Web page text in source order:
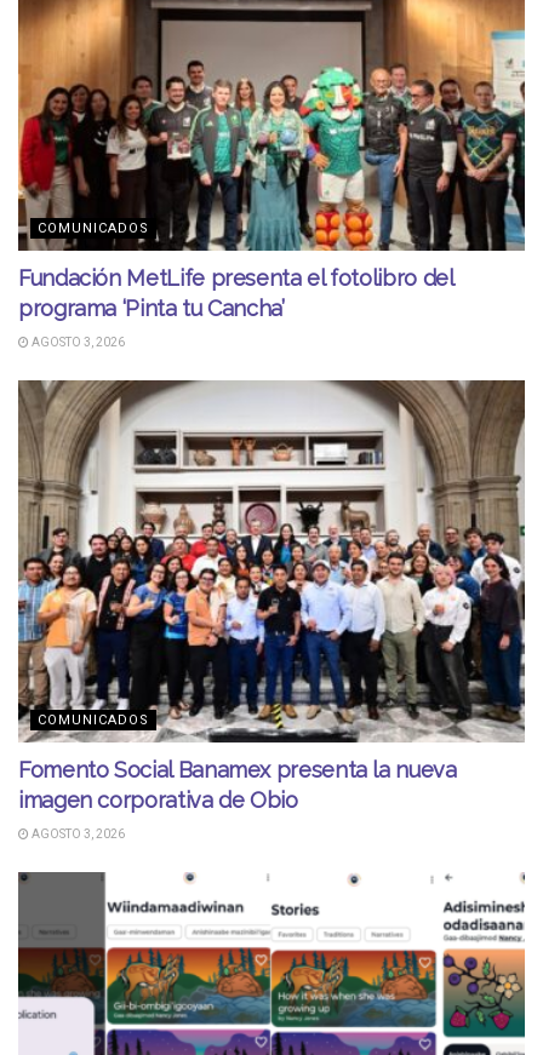
COMUNICADOS
Fundación MetLife presenta el fotolibro del
programa ‘Pinta tu Cancha’
AGOSTO 3, 2026
COMUNICADOS
Fomento Social Banamex presenta la nueva
imagen corporativa de Obio
AGOSTO 3, 2026